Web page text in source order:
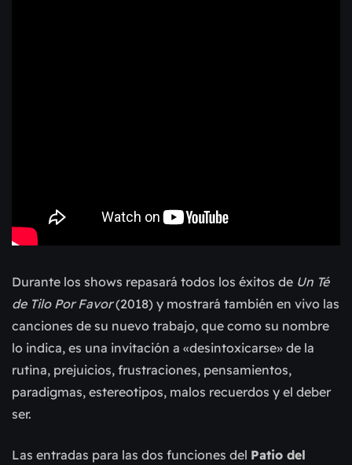
Durante los shows repasará todos los éxitos de Un Té
de Tilo Por Favor(2018) y mostrará también en vivo las
canciones de su nuevo trabajo, que como su nombre
lo indica, es una invitación a «desintoxicarse» de la
rutina, prejuicios, frustraciones, pensamientos,
paradigmas, estereotipos, malos recuerdos y el deber
ser.
Las entradas para las dos funciones del Patio del